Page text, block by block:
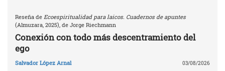
Reseña de Ecoespiritualidad para laicos. Cuadernos de apuntes
(Almuzara, 2025), de Jorge Riechmann
Conexión con todo más descentramiento del
ego
Salvador López Arnal 03/08/2026